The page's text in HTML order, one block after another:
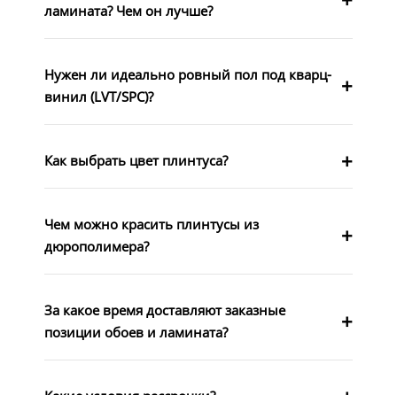
ламината? Чем он лучше?
Нужен ли идеально ровный пол под кварц-
винил (LVT/SPC)?
Как выбрать цвет плинтуса?
Чем можно красить плинтусы из
дюрополимера?
За какое время доставляют заказные
позиции обоев и ламината?